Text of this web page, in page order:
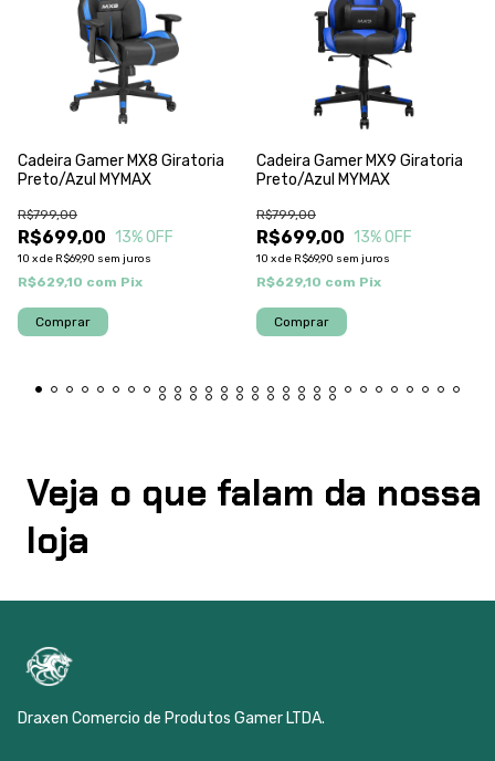
Cadeira Gamer MX8 Giratoria
Preto/Azul MYMAX
R$699,00
R$799,00
13% OFF
10 xde R$69,90 sem juros
R$629,10 com Pix
Cadeira Gamer MX9 Giratoria
Preto/Azul MYMAX
R$699,00
R$799,00
13% OFF
10 xde R$69,90 sem juros
R$629,10 com Pix
Veja o que falam da nossa
loja
Draxen Comercio de Produtos Gamer LTDA.